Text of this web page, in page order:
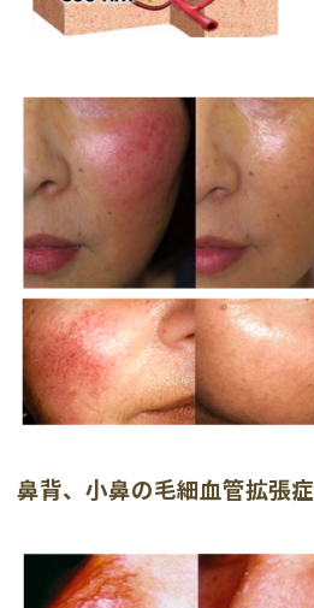
鼻背、小鼻の毛細血管拡張症